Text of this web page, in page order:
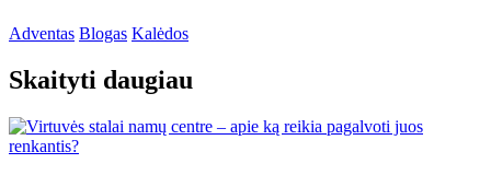
Adventas Blogas Kalėdos
Skaityti daugiau